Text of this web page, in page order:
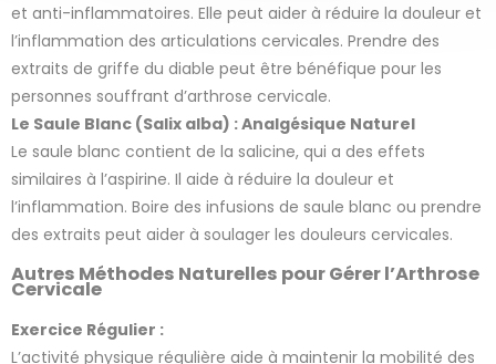
et anti-inflammatoires. Elle peut aider à réduire la douleur et
l’inflammation des articulations cervicales. Prendre des
extraits de griffe du diable peut être bénéfique pour les
personnes souffrant d’arthrose cervicale.
Le Saule Blanc (Salix alba) : Analgésique Naturel
Le saule blanc contient de la salicine, qui a des effets
similaires à l’aspirine. Il aide à réduire la douleur et
l’inflammation. Boire des infusions de saule blanc ou prendre
des extraits peut aider à soulager les douleurs cervicales.
Autres Méthodes Naturelles pour Gérer l’Arthrose
Cervicale
Exercice Régulier :
L’activité physique régulière aide à maintenir la mobilité des